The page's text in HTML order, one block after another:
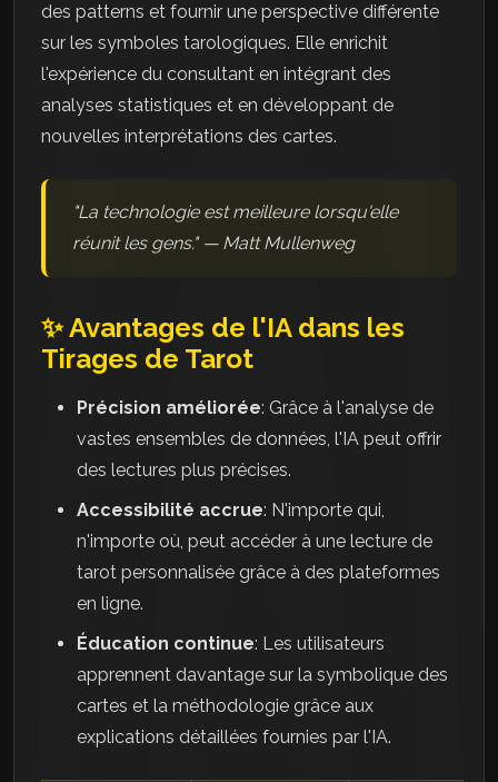
des patterns et fournir une perspective différente
sur les symboles tarologiques. Elle enrichit
l'expérience du consultant en intégrant des
analyses statistiques et en développant de
nouvelles interprétations des cartes.
"La technologie est meilleure lorsqu'elle
réunit les gens." — Matt Mullenweg
✨ Avantages de l'IA dans les
Tirages de Tarot
Précision améliorée: Grâce à l'analyse de
vastes ensembles de données, l'IA peut offrir
des lectures plus précises.
Accessibilité accrue: N'importe qui,
n'importe où, peut accéder à une lecture de
tarot personnalisée grâce à des plateformes
en ligne.
Éducation continue: Les utilisateurs
apprennent davantage sur la symbolique des
cartes et la méthodologie grâce aux
explications détaillées fournies par l'IA.